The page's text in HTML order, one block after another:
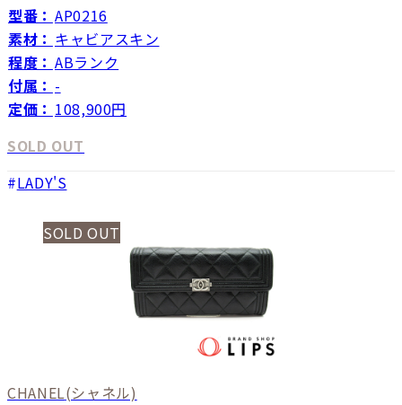
型番： AP0216
素材： キャビアスキン
程度： ABランク
付属： -
定価： 108,900円
SOLD OUT
LADY'S
SOLD OUT
CHANEL(シャネル)